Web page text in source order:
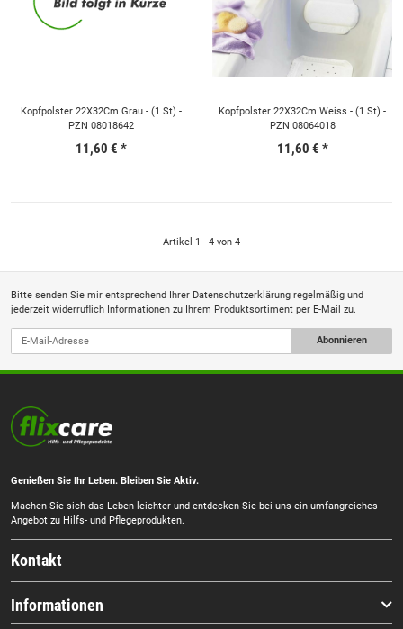
Kopfpolster 22X32Cm Grau - (1 St) -
PZN 08018642
11,60 € *
Kopfpolster 22X32Cm Weiss - (1 St) -
PZN 08064018
11,60 € *
Artikel 1 - 4 von 4
Bitte senden Sie mir entsprechend Ihrer Datenschutzerklärung regelmäßig und
jederzeit widerruflich Informationen zu Ihrem Produktsortiment per E-Mail zu.
Abonnieren
Genießen Sie Ihr Leben. Bleiben Sie Aktiv.
Machen Sie sich das Leben leichter und entdecken Sie bei uns ein umfangreiches
Angebot zu Hilfs- und Pflegeprodukten.
Kontakt
Informationen